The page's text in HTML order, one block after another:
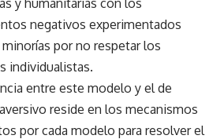
negativos experimentados
minorías por no respetar los
individualistas.
entre este modelo y el de
reside en los mecanismos
por cada modelo para resolver el